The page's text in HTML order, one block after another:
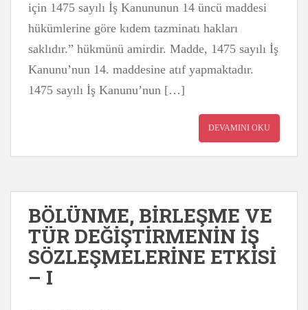
için 1475 sayılı İş Kanununun 14 üncü maddesi
hükümlerine göre kıdem tazminatı hakları
saklıdır.” hükmünü amirdir. Madde, 1475 sayılı İş
Kanunu’nun 14. maddesine atıf yapmaktadır.
1475 sayılı İş Kanunu’nun […]
DEVAMINI OKU
BÖLÜNME, BİRLEŞME VE
TÜR DEĞİŞTİRMENİN İŞ
SÖZLEŞMELERİNE ETKİSİ
– I